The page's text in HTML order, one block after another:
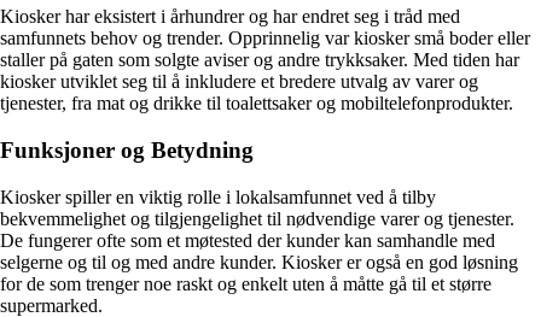
Kiosker har eksistert i århundrer og har endret seg i tråd med
samfunnets behov og trender. Opprinnelig var kiosker små boder eller
staller på gaten som solgte aviser og andre trykksaker. Med tiden har
kiosker utviklet seg til å inkludere et bredere utvalg av varer og
tjenester, fra mat og drikke til toalettsaker og mobiltelefonprodukter.
Funksjoner og Betydning
Kiosker spiller en viktig rolle i lokalsamfunnet ved å tilby
bekvemmelighet og tilgjengelighet til nødvendige varer og tjenester.
De fungerer ofte som et møtested der kunder kan samhandle med
selgerne og til og med andre kunder. Kiosker er også en god løsning
for de som trenger noe raskt og enkelt uten å måtte gå til et større
supermarked.